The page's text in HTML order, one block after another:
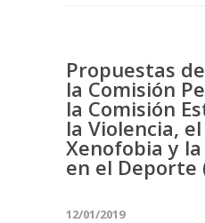
Propuestas
la Comisión
la Comisión
la Violencia,
Xenofobia y
en el Deporte
12/01/2019